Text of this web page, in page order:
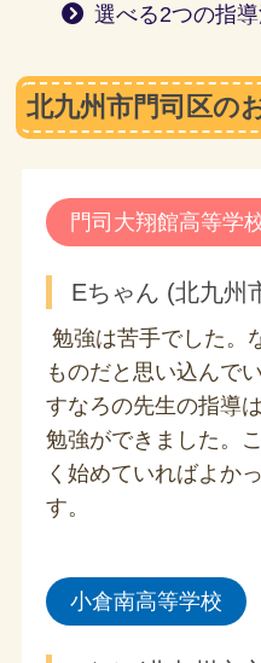
選べる2つの指
北九州市門司区の
門司大翔館高等学
Eちゃん (北九州
勉強は苦手でした。
ものだと思い込んで
すなろの先生の指導
勉強ができました。
く始めていればよか
す。
小倉南高等学校